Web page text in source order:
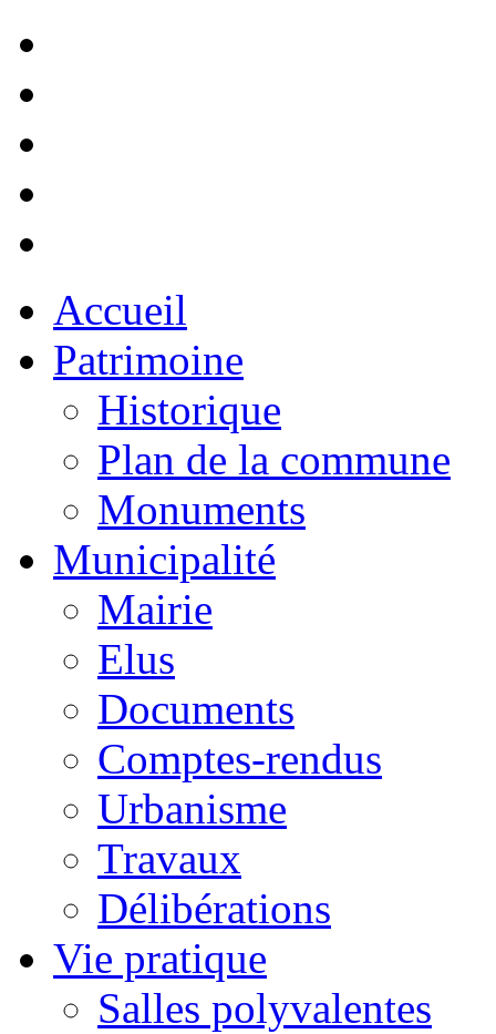
Accueil
Patrimoine
Historique
Plan de la commune
Monuments
Municipalité
Mairie
Elus
Documents
Comptes-rendus
Urbanisme
Travaux
Délibérations
Vie pratique
Salles polyvalentes